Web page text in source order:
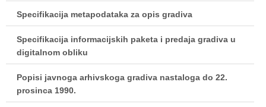
Specifikacija metapodataka za opis gradiva
Specifikacija informacijskih paketa i predaja gradiva u
digitalnom obliku
Popisi javnoga arhivskoga gradiva nastaloga do 22.
prosinca 1990.